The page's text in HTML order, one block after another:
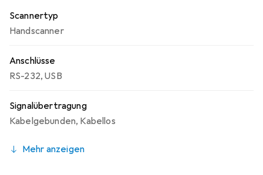
Scannertyp
Handscanner
Anschlüsse
RS-232,USB
Signalübertragung
Kabelgebunden, Kabellos
Mehr anzeigen